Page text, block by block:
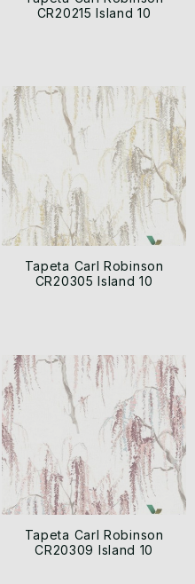
CR20215 Island 10
Tapeta Carl Robinson
CR20305 Island 10
Tapeta Carl Robinson
CR20309 Island 10